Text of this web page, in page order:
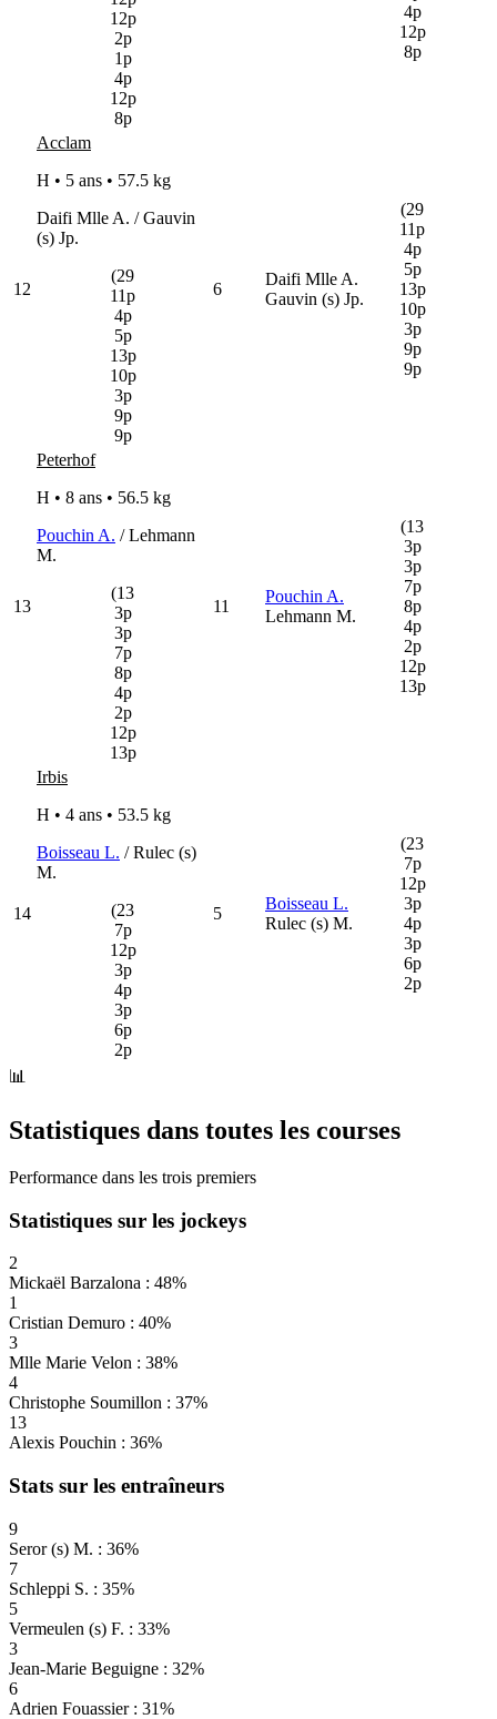
12p
2p
1p
4p
12p
8p
4p
12p
8p
12
Acclam
H • 5 ans • 57.5 kg
Daifi Mlle A. / Gauvin
(s) Jp.
(29
11p
4p
5p
13p
10p
3p
9p
9p
6
Daifi Mlle A.
Gauvin (s) Jp.
(29
11p
4p
5p
13p
10p
3p
9p
9p
13
Peterhof
H • 8 ans • 56.5 kg
Pouchin A. / Lehmann
M.
(13
3p
3p
7p
8p
4p
2p
12p
13p
11
Pouchin A.
Lehmann M.
(13
3p
3p
7p
8p
4p
2p
12p
13p
14
Irbis
H • 4 ans • 53.5 kg
Boisseau L. / Rulec (s)
M.
(23
7p
12p
3p
4p
3p
6p
2p
5
Boisseau L.
Rulec (s) M.
(23
7p
12p
3p
4p
3p
6p
2p
📊
Statistiques dans toutes les courses
Performance dans les trois premiers
Statistiques sur les jockeys
2
Mickaël Barzalona : 48%
1
Cristian Demuro : 40%
3
Mlle Marie Velon : 38%
4
Christophe Soumillon : 37%
13
Alexis Pouchin : 36%
Stats sur les entraîneurs
9
Seror (s) M. : 36%
7
Schleppi S. : 35%
5
Vermeulen (s) F. : 33%
3
Jean-Marie Beguigne : 32%
6
Adrien Fouassier : 31%